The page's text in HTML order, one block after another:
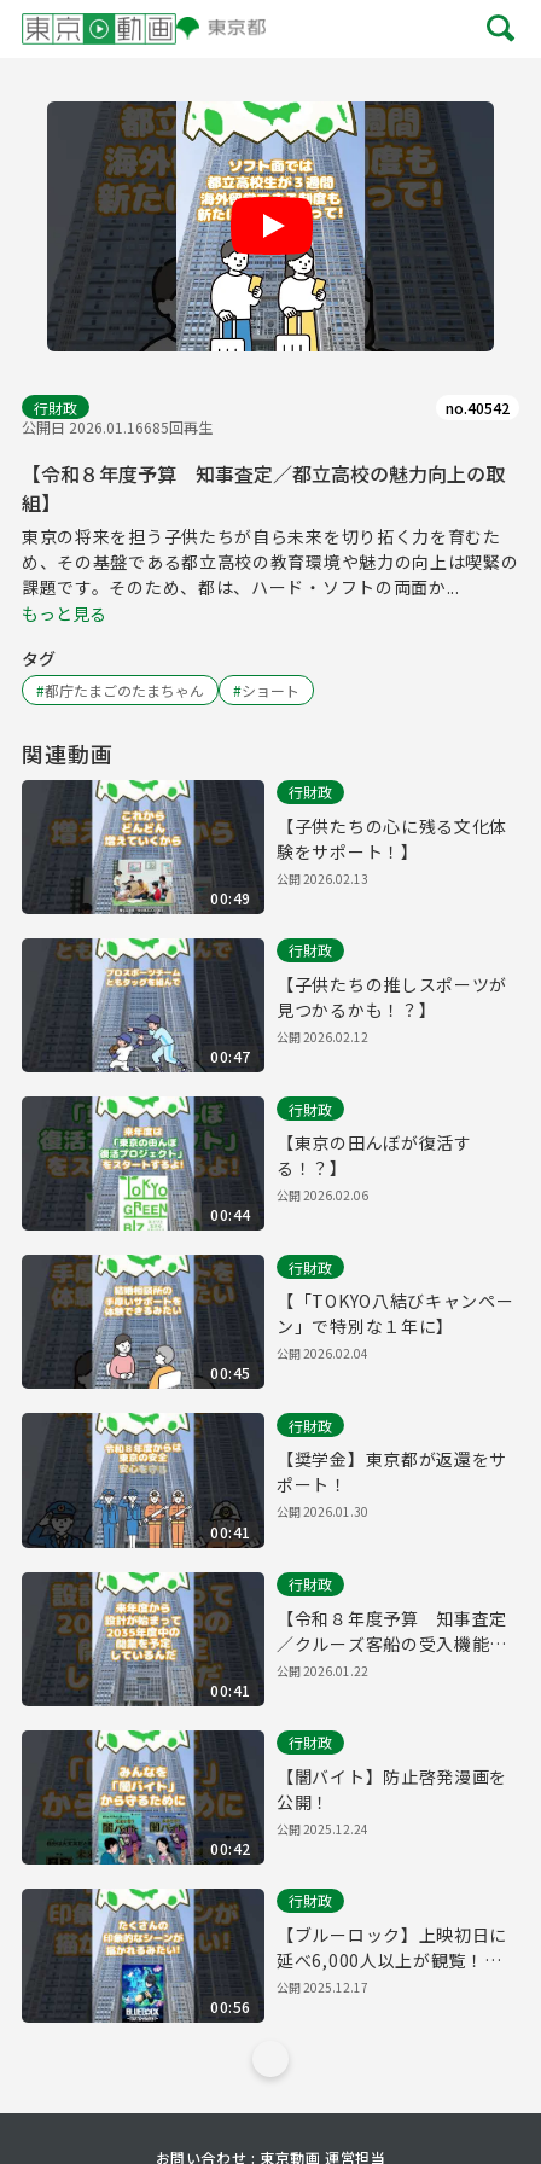
Play
行財政
公開日 2026.01.16685回再生
no.40542
【令和８年度予算 知事査定／都立高校の魅力向上の取
組】
東京の将来を担う子供たちが自ら未来を切り拓く力を育むた
め、その基盤である都立高校の教育環境や魅力の向上は喫緊の
課題です。そのため、都は、ハード・ソフトの両面か...
もっと見る
タグ
#都庁たまごのたまちゃん #ショート
関連動画
00:49
行財政
【子供たちの心に残る文化体
験をサポート！】
公開2026.02.13
00:47
行財政
【子供たちの推しスポーツが
見つかるかも！？】
公開2026.02.12
00:44
行財政
【東京の田んぼが復活す
る！？】
公開2026.02.06
00:45
行財政
【「TOKYO八結びキャンペー
ン」で特別な１年に】
公開2026.02.04
00:41
行財政
【奨学金】東京都が返還をサ
ポート！
公開2026.01.30
00:41
行財政
【令和８年度予算 知事査定
／クルーズ客船の受入機能を
強化】
公開2026.01.22
00:42
行財政
【闇バイト】防止啓発漫画を
公開！
公開2025.12.24
00:56
行財政
【ブルーロック】上映初日に
延べ6,000人以上が観覧！都
庁プロジェクションマッピン
公開2025.12.17
お問い合わせ : 東京動画 運営担当